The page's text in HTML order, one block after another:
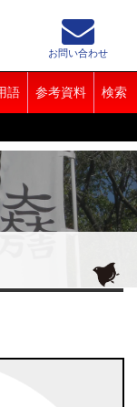
語 参考資料 検索
お問い合わせ